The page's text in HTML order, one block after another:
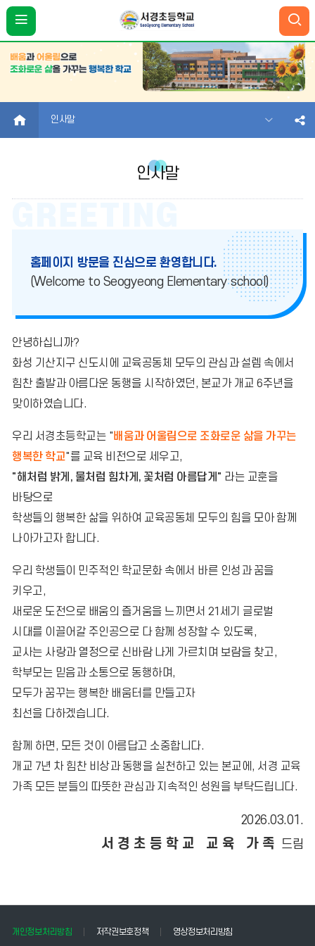
HOME 인사말
인사말
홈페이지 방문을 진심으로 환영합니다.
(Welcome to Seogyeong Elementary school)
안녕하십니까?
화성 기산지구 신도시에 교육공동체 모두의 관심과 설렘 속에서
힘찬 출발과 아름다운 동행을 시작하였던, 본교가 개교 6주년을
맞이하였습니다.
우리 서경초등학교는 " 배움과 어울림으로 조화로운 삶을 가꾸는
행복한 학교"를 교육 비전으로 세우고,
"해처럼 밝게, 물처럼 힘차게, 꽃처럼 아름답게" 라는 교훈을
바탕으로
학생들의 행복한 삶을 위하여 교육공동체 모두의 힘을 모아 함께
나아가고자 합니다.
우리 학생들이 민주적인 학교문화 속에서 바른 인성과 꿈을
키우고,
새로운 도전으로 배움의 즐거움을 느끼면서 21세기 글로벌
시대를 이끌어갈 주인공으로 다 함께 성장할 수 있도록,
교사는 사랑과 열정으로 신바람 나게 가르치며 보람을 찾고,
학부모는 믿음과 소통으로 동행하며,
모두가 꿈꾸는 행복한 배움터를 만들고자
최선을 다하겠습니다.
함께 하면, 모든 것이 아름답고 소중합니다.
개교 7년 차 힘찬 비상과 동행을 실천하고 있는 본교에, 서경 교육
가족 모든 분들의 따뜻한 관심과 지속적인 성원을 부탁드립니다.
2026.03.01.
서경초등학교 교육 가족 드림
개인정보처리방침 저작권보호정책 영상정보처리방침